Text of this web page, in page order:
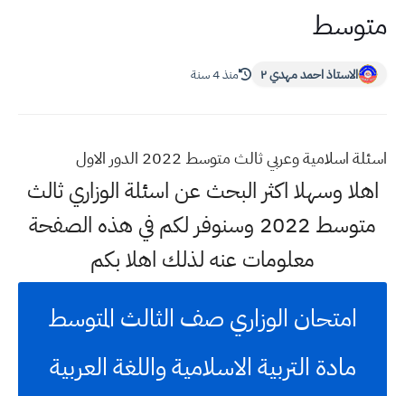
متوسط
الاستاذ احمد مهدي ٢ منذ 4 سنة
اسئلة اسلامية وعربي ثالث متوسط 2022 الدور الاول
اهلا وسهلا اكثر البحث عن اسئلة الوزاري ثالث
متوسط 2022 وسنوفر لكم في هذه الصفحة
معلومات عنه لذلك اهلا بكم
امتحان الوزاري صف الثالث المتوسط
مادة التربية الاسلامية واللغة العربية